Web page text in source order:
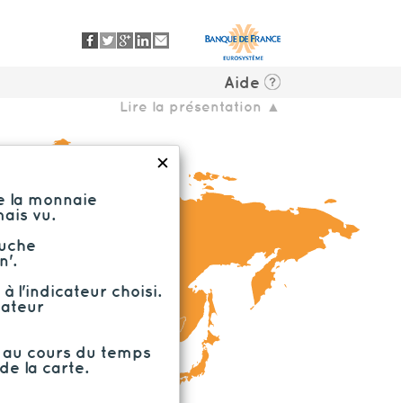
Aide
Lire la présentation ▲
✕
la monnaie
vu.
l'indicateur choisi.
cours du temps
la carte.